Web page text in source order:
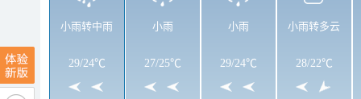
小雨转中雨
29/24℃
小雨
27/25℃
小雨
29/24℃
小雨转多云
28/22℃